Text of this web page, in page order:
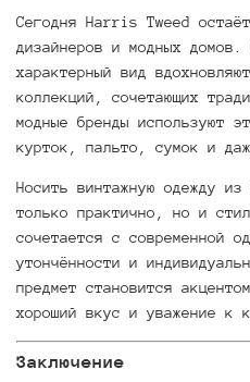
Сегодня Harris Tweed
дизайнеров и модных домов.
характерный вид
коллекций, сочетающих
модные бренды используют
курток, пальто, сумок и
Носить винтажную одежду
только практично, но и
сочетается с современной
утончённости и
предмет становится
хороший вкус и уважение к
Заключение